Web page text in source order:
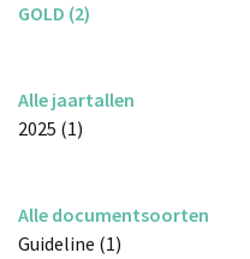
GOLD (2)
Alle jaartallen
2025 (1)
Alle documentsoorten
Guideline (1)